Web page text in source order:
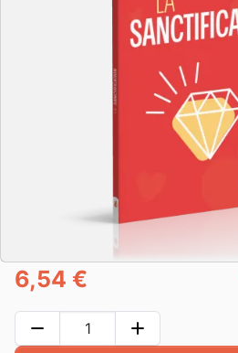
6,54 €
remove add